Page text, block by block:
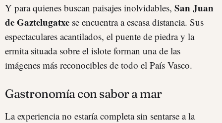
Y para quienes buscan paisajes inolvidables, San Juan
de Gaztelugatxe se encuentra a escasa distancia. Sus
espectaculares acantilados, el puente de piedra y la
ermita situada sobre el islote forman una de las
imágenes más reconocibles de todo el País Vasco.
Gastronomía con sabor a mar
La experiencia no estaría completa sin sentarse a la